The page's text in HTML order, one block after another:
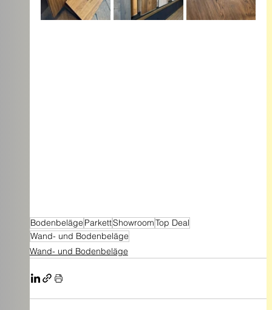
Bodenbeläge ParkettShowroomTop Deal
Wand- und Bodenbeläge
Wand- und Bodenbeläge